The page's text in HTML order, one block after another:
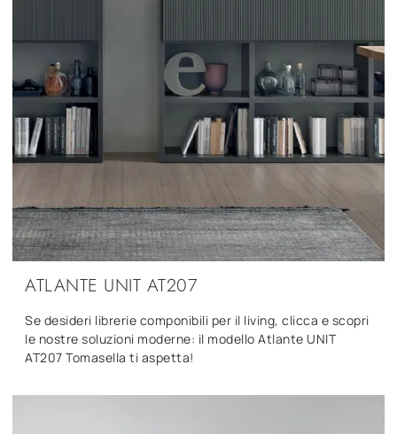
ATLANTE UNIT AT207
Se desideri librerie componibili per il living, clicca e scopri
le nostre soluzioni moderne: il modello Atlante UNIT
AT207 Tomasella ti aspetta!